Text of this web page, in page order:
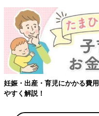
【ワクチン接種できるも